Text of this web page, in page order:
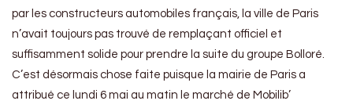
par les constructeurs automobiles français, la ville de Paris
n’avait toujours pas trouvé de remplaçant officiel et
suffisamment solide pour prendre la suite du groupe Bolloré.
C’est désormais chose faite puisque la mairie de Paris a
attribué ce lundi 6 mai au matin le marché de Mobilib’